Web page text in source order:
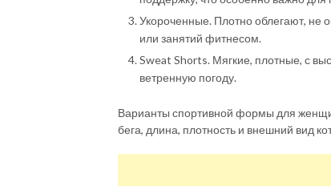
Укороченные. Плотно облегают, не
или занятий фитнесом.
Sweat Shorts. Мягкие, плотные, с
ветренную погоду.
Варианты спортивной формы для
бега, длина, плотность и внешний вид